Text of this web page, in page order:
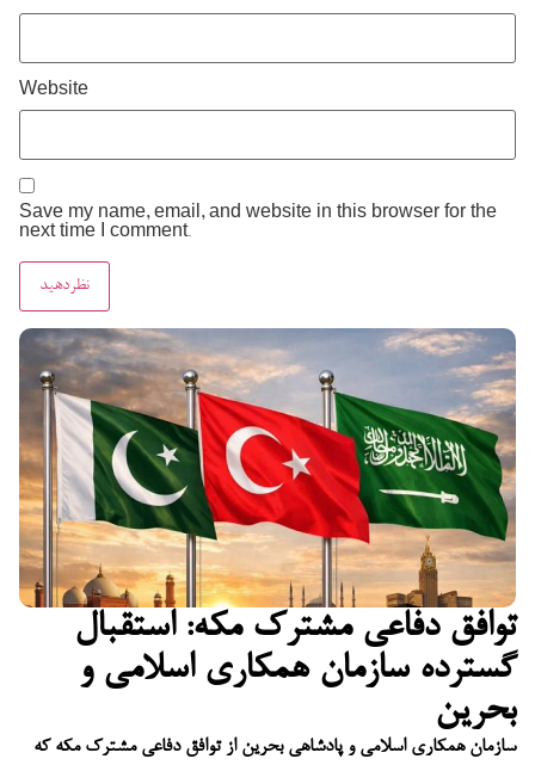
توافق دفاعی مشترک مکه: استقبال
گسترده سازمان همکاری اسلامی و
بحرین
سازمان همکاری اسلامی و پادشاهی بحرین از توافق دفاعی مشترک مکه که
Website
Save my name, email, and website in this browser for the
next time I comment.